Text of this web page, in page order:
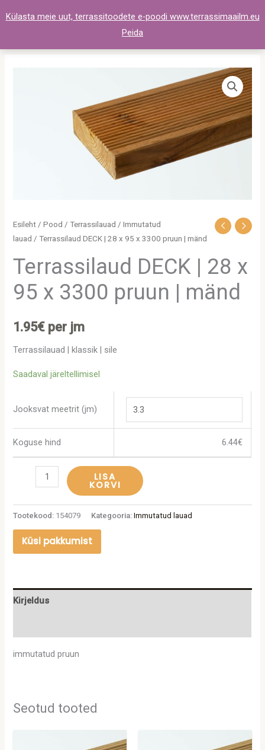
Külasta meie uut, terrassitoodete e-poodi www.terrassimaailm.eu
Peida
to
Esileht /Pood /Terrassilauad /Immutatud
lauad / Terrassilaud DECK | 28 x 95 x 3300 pruun | mänd
Terrassilaud DECK | 28 x
95 x 3300 pruun | mänd
1.95€ per jm
Terrassilauad | klassik | sile
Saadaval järeltellimisel
Jooksvat meetrit (jm)
Koguse hind 6.44€
mänd
LISA
KORVI
Tootekood: 154079 Kategooria:Immutatud lauad
Küsi pakkumist
Kirjeldus
immutatud pruun
Seotud tooted